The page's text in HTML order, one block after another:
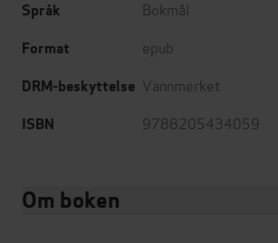
Språk Bokmål
Format epub
DRM-beskyttelse Vannmerket
ISBN 9788205434059
Om boken